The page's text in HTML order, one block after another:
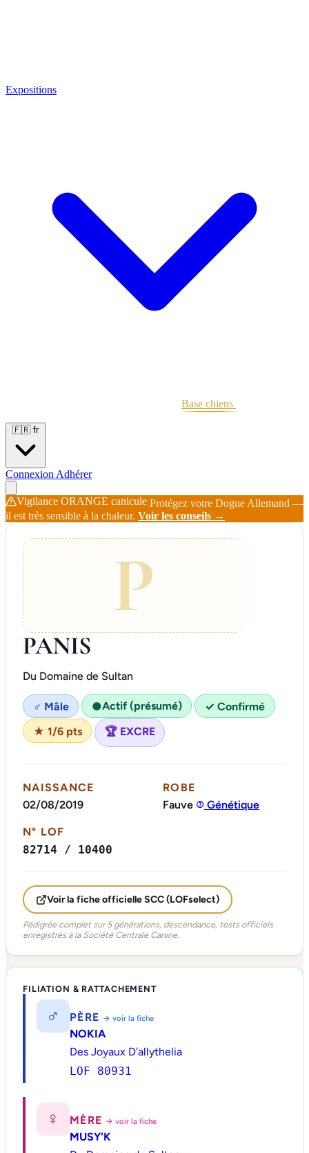
Expositions
Base chiens
🇫🇷 fr
Connexion Adhérer
Vigilance ORANGE canicule Protégez votre Dogue Allemand —
il est très sensible à la chaleur. Voir les conseils →
P
PANIS
Du Domaine de Sultan
♂ Mâle ●Actif (présumé)
✓ Confirmé
★ 1/6 pts
🏆 EXCRE
NAISSANCE
02/08/2019
ROBE
Fauve
Génétique
N° LOF
82714 / 10400
Voir la fiche officielle SCC (LOFselect)
Pédigrée complet sur 5 générations, descendance, tests officiels
enregistrés à la Société Centrale Canine.
FILIATION & RATTACHEMENT
♂ PÈRE → voir la fiche
NOKIA
Des Joyaux D'allythelia
LOF 80931
♀ MÈRE → voir la fiche
MUSY'K